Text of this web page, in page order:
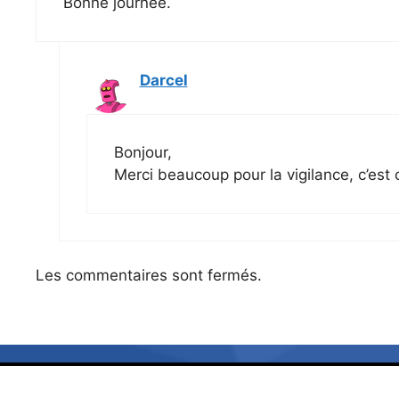
Darcel
Bonjour,
Merci beaucoup pour la vigilance, c’est
Les commentaires sont fermés.